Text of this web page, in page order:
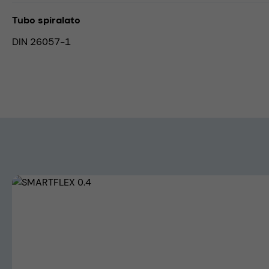
Tubo spiralato
DIN 26057-1
Skip image gallery